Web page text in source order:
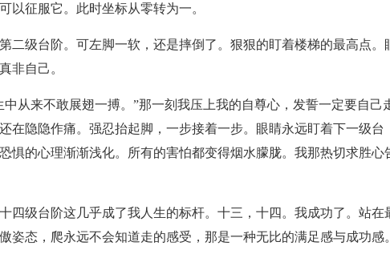
以征服它。此时坐标从零转为一。
二级台阶。可左脚一软，还是摔倒了。狠狠的盯着楼梯的最高点。
非自己。
从来不敢展翅一搏。”那一刻我压上我的自尊心，发誓一定要自己
在隐隐作痛。强忍抬起脚，一步接着一步。眼睛永远盯着下一级台
惧的心理渐渐浅化。所有的害怕都变得烟水朦胧。我那热切求胜心
四级台阶这几乎成了我人生的标杆。十三，十四。我成功了。站在
姿态，爬永远不会知道走的感受，那是一种无比的满足感与成功感。